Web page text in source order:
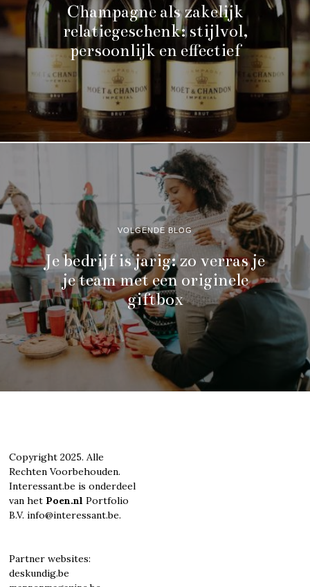
Champagne als zakelijk
relatiegeschenk: stijlvol,
persoonlijk en effectief
VOLGENDE BLOG
Je bedrijf is jarig: zo verras je
je team met een originele
giftbox
Copyright 2025. Alle
Rechten Voorbehouden.
Interessant.be is onderdeel
van het Poen.nl Portfolio
B.V. info@interessant.be.
Partner websites:
deskundig.be